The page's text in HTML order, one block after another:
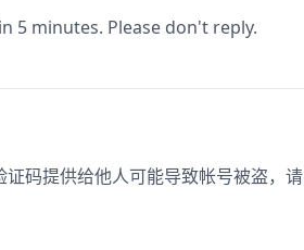
5 minutes. Please don't reply.
证码提供给他人可能导致帐号被盗，请